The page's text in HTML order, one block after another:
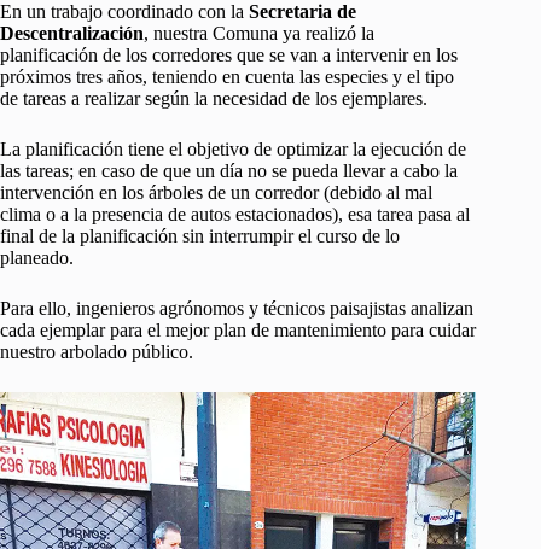
En un trabajo coordinado con la Secretaria de
Descentralización, nuestra Comuna ya realizó la
planificación de los corredores que se van a intervenir en los
próximos tres años, teniendo en cuenta las especies y el tipo
de tareas a realizar según la necesidad de los ejemplares.
La planificación tiene el objetivo de optimizar la ejecución de
las tareas; en caso de que un día no se pueda llevar a cabo la
intervención en los árboles de un corredor (debido al mal
clima o a la presencia de autos estacionados), esa tarea pasa al
final de la planificación sin interrumpir el curso de lo
planeado.
Para ello, ingenieros agrónomos y técnicos paisajistas analizan
cada ejemplar para el mejor plan de mantenimiento para cuidar
nuestro arbolado público.